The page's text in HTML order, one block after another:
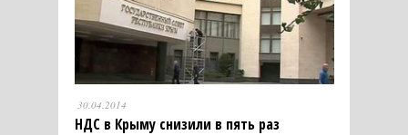
30.04.2014
НДС в Крыму снизили в пять раз